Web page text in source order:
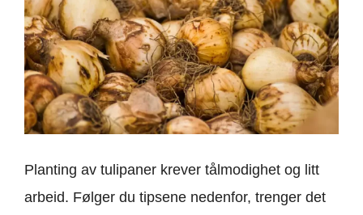
Planting av tulipaner krever tålmodighet og litt
arbeid. Følger du tipsene nedenfor, trenger det